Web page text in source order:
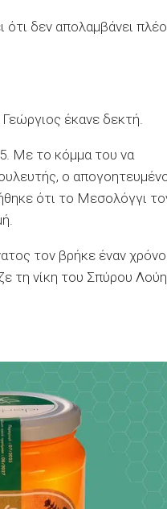
ότι δεν απολαμβάνει
έκανε δεκτή.
Με το κόμμα του να
ο
ότι το Μεσολόγγι
τον βρήκε έναν χρόνο
τη νίκη του Σπύρου Λούη